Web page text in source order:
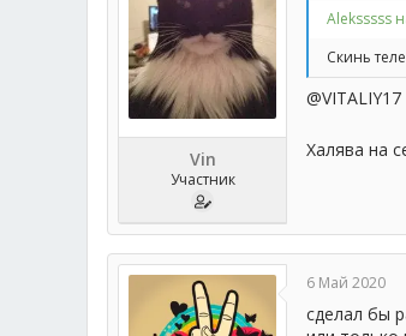
Vin
Участник
Aleksssss
Скинь
@VITALIY17
Халява на
6 Май 2020
сделал бы